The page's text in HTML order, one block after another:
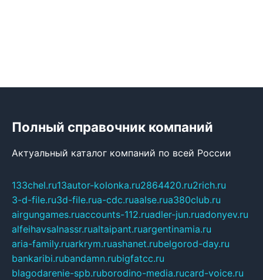
Полный справочник компаний
Актуальный каталог компаний по всей России
133chel.ru13autor-kolonka.ru2864420.ru2rich.ru
3-d-file.ru3d-file.rua-cdc.ruaalse.rua380club.ru
airgungames.ruaccounts-112.ruadler-jun.ruadonyev.ru
alfeihavsalnassr.rualtaipant.ruargentinamia.ru
aria-family.ruarkrym.ruashanet.rubelgorod-day.ru
bankaribi.rubandamn.rubigfatcc.ru
blagodarenie-spb.ruborodino-media.rucard-voice.ru